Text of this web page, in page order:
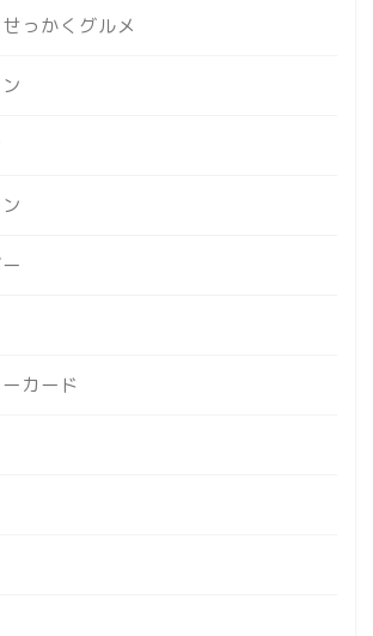
っかくグルメ
カード